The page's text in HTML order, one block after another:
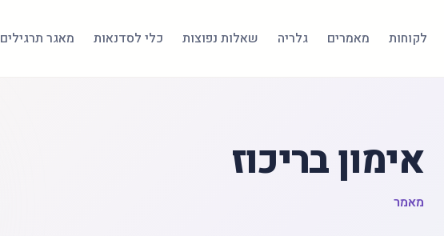
לקוחות מאמרים גלריה שאלות נפוצות כלי לסדנאות מאגר תרגילים
אימון בריכוז
מאמר